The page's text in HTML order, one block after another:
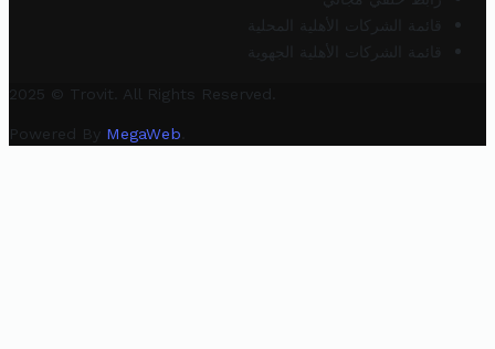
قائمة الشركات الأهلية المحلية
قائمة الشركات الأهلية الجهوية
2025 © Trovit. All Rights Reserved.
Powered By MegaWeb